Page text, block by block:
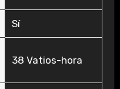
‎Sí
‎38 Vatios-hora